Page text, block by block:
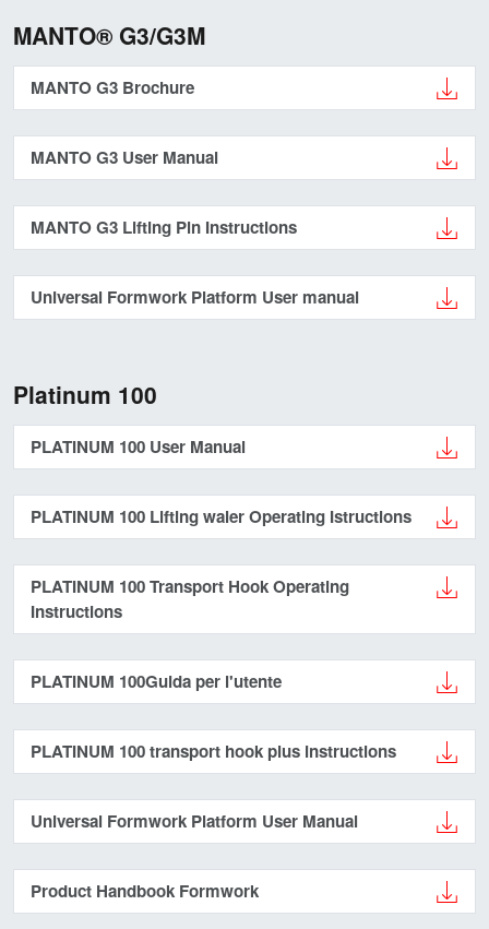
MANTO® G3/G3M
MANTO G3 Brochure
MANTO G3 User Manual
MANTO G3 Lifting Pin Instructions
Universal Formwork Platform User manual
Platinum 100
PLATINUM 100 User Manual
PLATINUM 100 Lifting waler Operating Istructions
PLATINUM 100 Transport Hook Operating
Instructions
PLATINUM 100Guida per l'utente
PLATINUM 100 transport hook plus instructions
Universal Formwork Platform User Manual
Product Handbook Formwork